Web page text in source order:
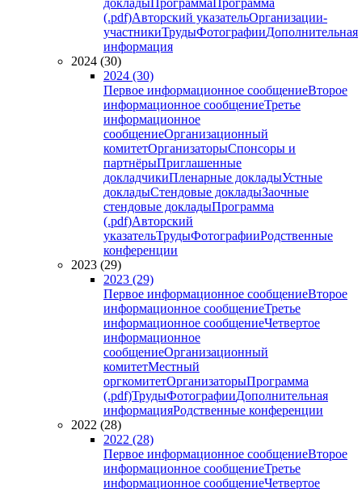
докладыПрограммаПрограмма
(.pdf)Авторский указательОрганизации-
участникиТрудыФотографииДополнительная
информация
2024 (30)
2024 (30)
Первое информационное сообщениеВторое
информационное сообщениеТретье
информационное
сообщениеОрганизационный
комитетОрганизаторыСпонсоры и
партнёрыПриглашенные
докладчикиПленарные докладыУстные
докладыСтендовые докладыЗаочные
стендовые докладыПрограмма
(.pdf)Авторский
указательТрудыФотографииРодственные
конференции
2023 (29)
2023 (29)
Первое информационное сообщениеВторое
информационное сообщениеТретье
информационное сообщениеЧетвертое
информационное
сообщениеОрганизационный
комитетМестный
оргкомитетОрганизаторыПрограмма
(.pdf)ТрудыФотографииДополнительная
информацияРодственные конференции
2022 (28)
2022 (28)
Первое информационное сообщениеВторое
информационное сообщениеТретье
информационное сообщениеЧетвертое